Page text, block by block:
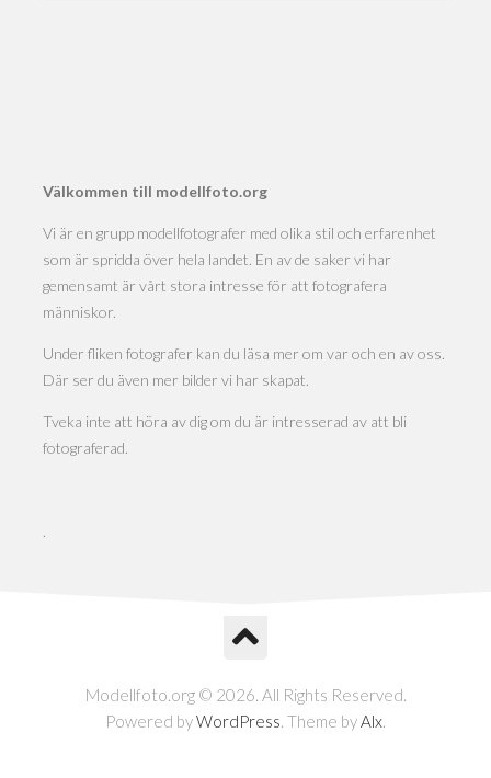
Välkommen till modellfoto.org
Vi är en grupp modellfotografer med olika stil och erfarenhet
som är spridda över hela landet. En av de saker vi har
gemensamt är vårt stora intresse för att fotografera
människor.
Under fliken fotografer kan du läsa mer om var och en av oss.
Där ser du även mer bilder vi har skapat.
Tveka inte att höra av dig om du är intresserad av att bli
fotograferad.
.
Modellfoto.org © 2026. All Rights Reserved.
Powered byWordPress. Theme byAlx.